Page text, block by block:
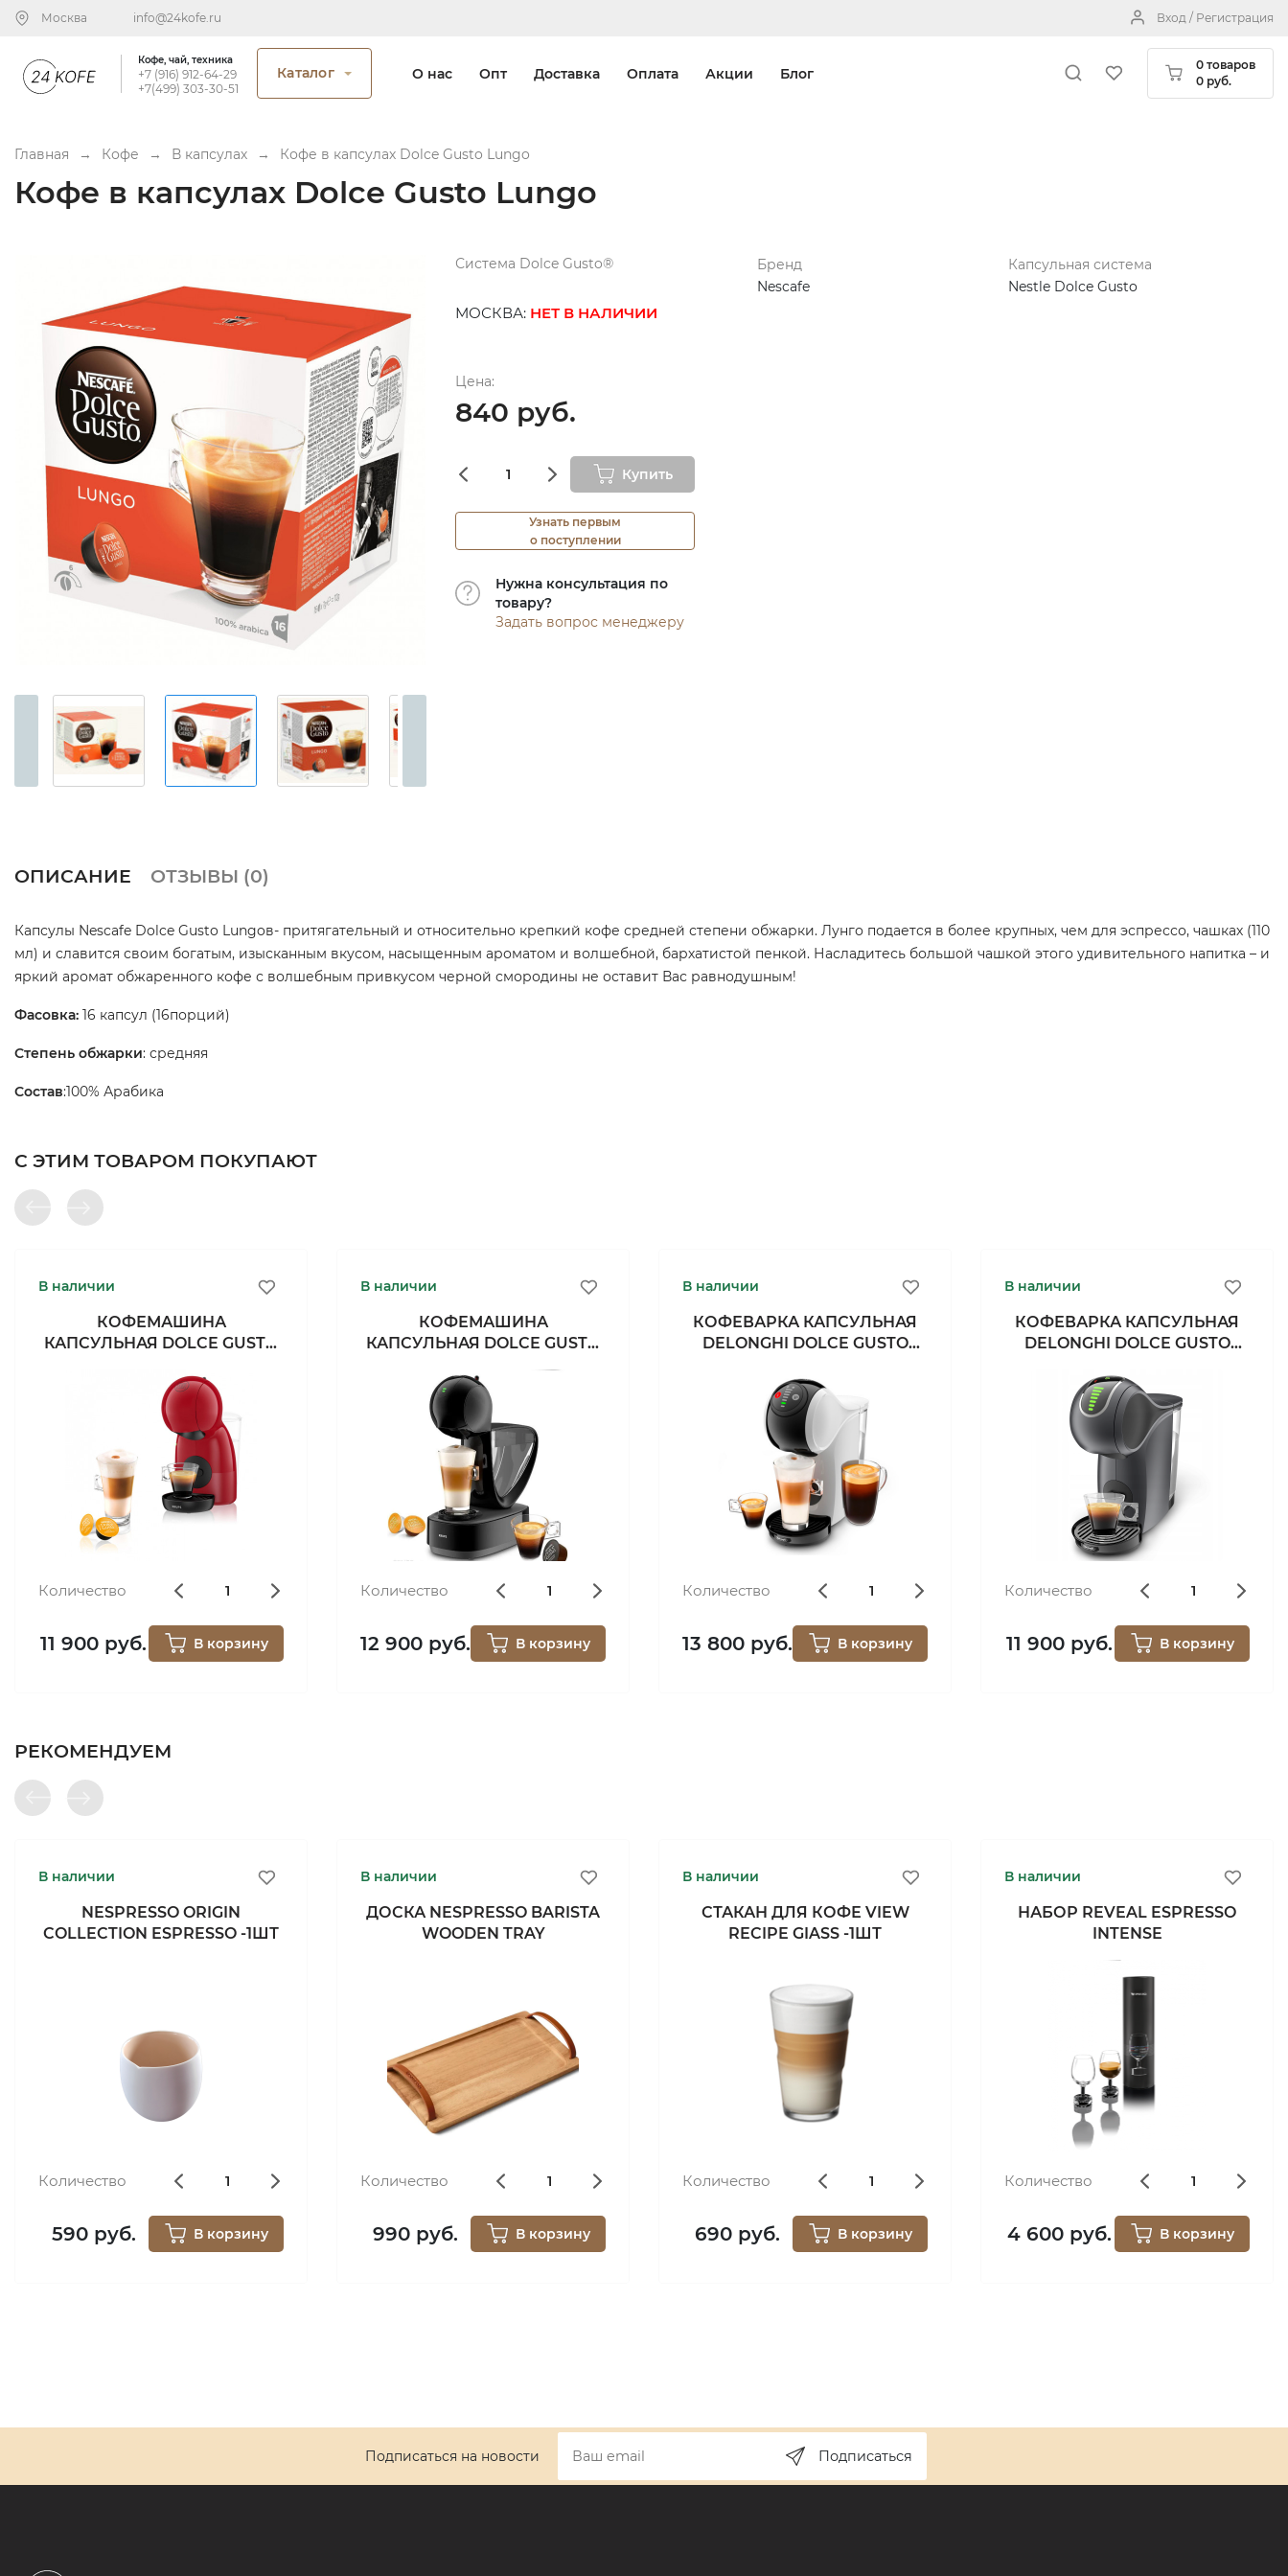
Вход / Регистрация
Москва info@24kofe.ru
0 товаров
0 руб.
Кофе, чай, техника
+7 (916) 912-64-29
+7(499) 303-30-51
Каталог О нас Опт Доставка Оплата Акции Блог
Главная → Кофе → В капсулах → Кофе в капсулах Dolce Gusto Lungo
Кофе в капсулах Dolce Gusto Lungo
Система Dolce Gusto®
МОСКВА: НЕТ В НАЛИЧИИ
Цена:
840 руб.
Купить
Узнать первым
о поступлении
Нужна консультация по
товару?
Задать вопрос менеджеру
Бренд
Nescafe
Капсульная система
Nestle Dolce Gusto
ОПИСАНИЕ ОТЗЫВЫ (0)
Капсулы Nescafe Dolce Gusto Lungoв- притягательный и относительно крепкий кофе средней степени обжарки. Лунго подается в более крупных, чем для эспрессо, чашках (110
мл) и славится своим богатым, изысканным вкусом, насыщенным ароматом и волшебной, бархатистой пенкой. Насладитесь большой чашкой этого удивительного напитка – и
яркий аромат обжаренного кофе с волшебным привкусом черной смородины не оставит Вас равнодушным!
Фасовка: 16 капсул (16порций)
Степень обжарки: средняя
Состав:100% Арабика
С ЭТИМ ТОВАРОМ ПОКУПАЮТ
В наличии
КОФЕМАШИНА
КАПСУЛЬНАЯ DOLCE GUSTO
Количество
11 900 руб. В корзину
В наличии
КОФЕМАШИНА
КАПСУЛЬНАЯ DOLCE GUSTO
Количество
12 900 руб. В корзину
В наличии
КОФЕВАРКА КАПСУЛЬНАЯ
DELONGHI DOLCE GUSTO
Количество
13 800 руб. В корзину
В наличии
КОФЕВАРКА КАПСУЛЬНАЯ
DELONGHI DOLCE GUSTO
Количество
11 900 руб. В корзину
РЕКОМЕНДУЕМ
В наличии
NESPRESSO ORIGIN
COLLECTION ESPRESSO -1ШТ
Количество
590 руб. В корзину
В наличии
ДОСКА NESPRESSO BARISTA
WOODEN TRAY
Количество
990 руб. В корзину
В наличии
СТАКАН ДЛЯ КОФЕ VIEW
RECIPE GIASS -1ШТ
Количество
690 руб. В корзину
В наличии
НАБОР REVEAL ESPRESSO
INTENSE
Количество
4 600 руб. В корзину
Подписаться на новости Подписаться